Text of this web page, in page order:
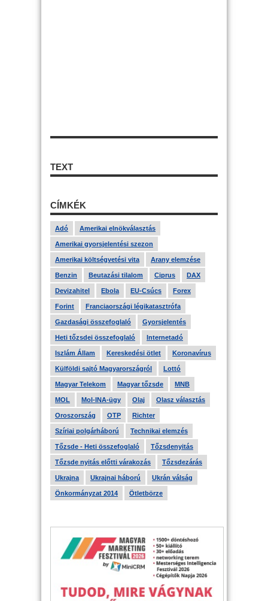
TEXT
CÍMKÉK
Adó Amerikai elnökválasztás
Amerikai gyorsjelentési szezon
Amerikai költségvetési vita Arany elemzése
Benzin Beutazási tilalom Ciprus DAX
Devizahitel Ebola EU-Csúcs Forex
Forint Franciaországi légikatasztrófa
Gazdasági összefoglaló Gyorsjelentés
Heti tőzsdei összefoglaló Internetadó
Iszlám Állam Kereskedési ötlet Koronavírus
Külföldi sajtó Magyarországról Lottó
Magyar Telekom Magyar tőzsde MNB
MOL Mol-INA-ügy Olaj Olasz választás
Oroszország OTP Richter
Szíriai polgárháború Technikai elemzés
Tőzsde - Heti összefoglaló Tőzsdenyitás
Tőzsde nyitás előtti várakozás Tőzsdezárás
Ukrajna Ukrajnai háború Ukrán válság
Önkormányzat 2014 Ötletbörze